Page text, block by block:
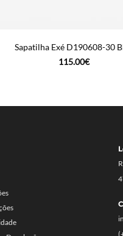
Sapatilha Exé D190608-30
115.00€